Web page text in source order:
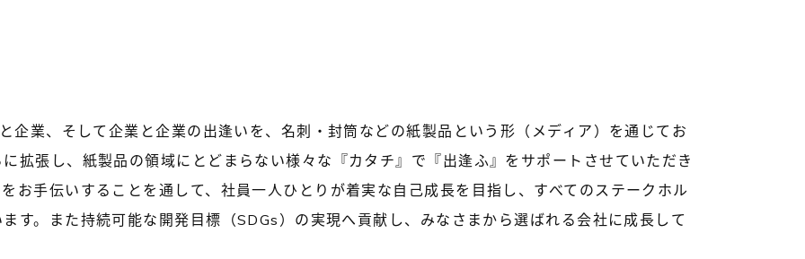
業、そして企業と企業の出逢いを、名刺・封筒などの紙製品という形（メディア）を通じてお
拡張し、紙製品の領域にとどまらない様々な『カタチ』で『出逢ふ』をサポートさせていただき
お手伝いすることを通して、社員一人ひとりが着実な自己成長を目指し、すべてのステークホル
す。また持続可能な開発目標（SDGs）の実現へ貢献し、みなさまから選ばれる会社に成長して